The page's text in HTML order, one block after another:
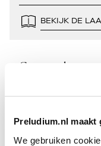
Preludium.nl maakt
We gebruiken
BEKIJK DE
Geen resultaten